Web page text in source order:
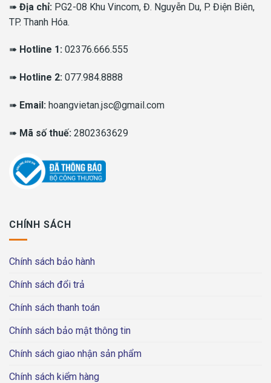
➠ Địa chỉ: PG2-08 Khu Vincom, Đ. Nguyễn Du, P. Điện Biên,
TP. Thanh Hóa.
➠ Hotline 1: 02376.666.555
➠ Hotline 2: 077.984.8888
➠ Email: hoangvietan.jsc@gmail.com
➠ Mã số thuế: 2802363629
CHÍNH SÁCH
Chính sách bảo hành
Chính sách đổi trả
Chính sách thanh toán
Chính sách bảo mật thông tin
Chính sách giao nhận sản phẩm
Chính sách kiểm hàng